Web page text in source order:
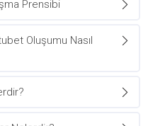
Prensibi
Oluşumu Nasıl